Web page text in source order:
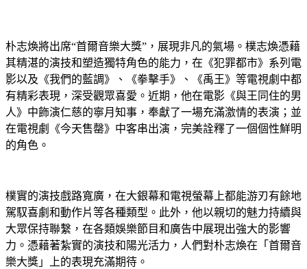
朴志煥將出席“首爾音樂大獎”，展現非凡的氣場。樸志煥憑藉
其精湛的演技和塑造獨特角色的能力，在《犯罪都市》系列電
影以及《我們的藍調》、《拳擊手》、《禹王》等電視劇中都
有精彩表現，深受觀眾喜愛。近期，他在電影《與王同住的男
人》中飾演仁慈的寧月知事，奉獻了一場充滿激情的表演；並
在電視劇《今天售罄》中客串出演，完美詮釋了一個個性鮮明
的角色。
樸實的演技戲路寬廣，在大銀幕和電視螢幕上都能游刃有餘地
駕馭喜劇和動作片等各種類型。此外，他以親切的魅力持續與
大眾保持聯繫，在各類娛樂節目和廣告中展現出強大的影響
力。憑藉著紮實的演技和陽光活力，人們對朴志煥在「首爾音
樂大獎」上的表現充滿期待。